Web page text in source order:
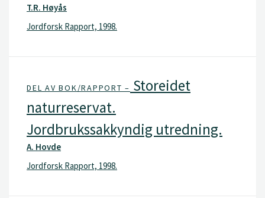
T.R. Høyås
Jordforsk Rapport, 1998.
DEL AV BOK/RAPPORT – Storeidet
naturreservat.
Jordbrukssakkyndig utredning.
A. Hovde
Jordforsk Rapport, 1998.